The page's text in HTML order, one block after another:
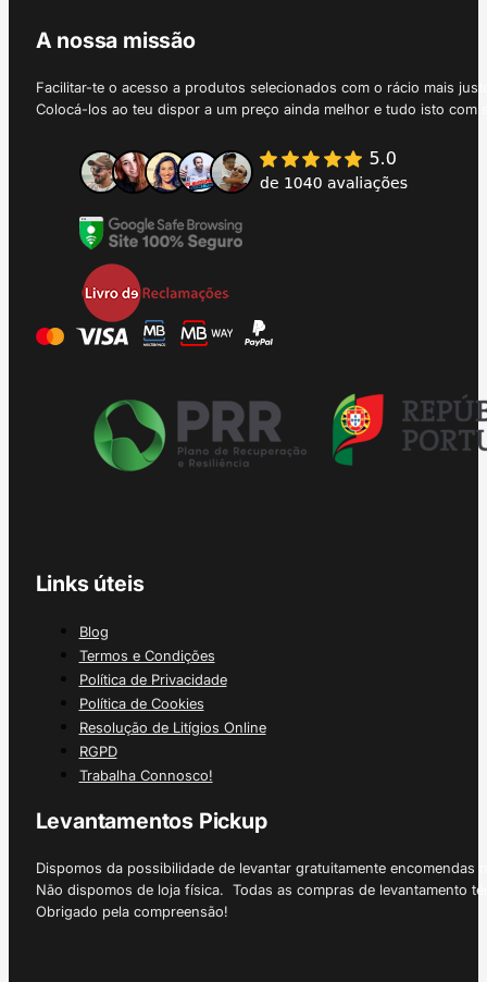
A nossa missão
Facilitar-te o acesso a produtos selecionados com o rácio mais
Colocá-los ao teu dispor a um preço ainda melhor e tudo isto
Links úteis
Blog
Termos e Condições
Política de Privacidade
Política de Cookies
Resolução de Litígios Online
RGPD
Trabalha Connosco!
Levantamentos Pickup
Dispomos da possibilidade de levantar gratuitamente
Não dispomos de loja física. Todas as compras de levantamento
Obrigado pela compreensão!